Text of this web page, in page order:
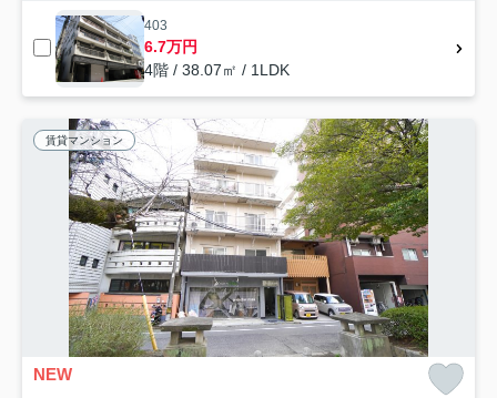
403
6.7万円
4階 / 38.07㎡ / 1LDK
賃貸マンション
NEW